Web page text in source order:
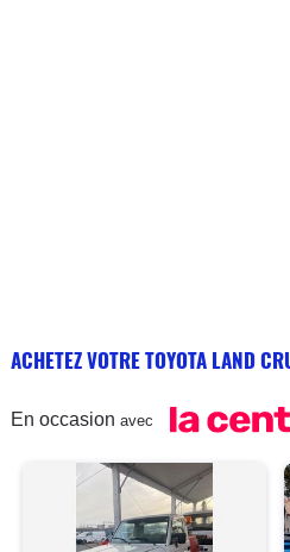
ACHETEZ VOTRE TOYOTA LAND
En occasion avec